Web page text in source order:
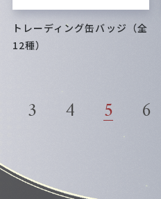
トレーディング缶バッジ（全
12種）
3 4 5 6